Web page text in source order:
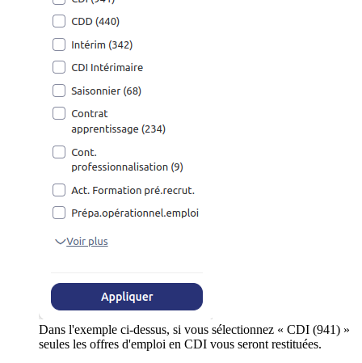
Dans l'exemple ci-dessus, si vous sélectionnez « CDI (941) »
seules les offres d'emploi en CDI vous seront restituées.